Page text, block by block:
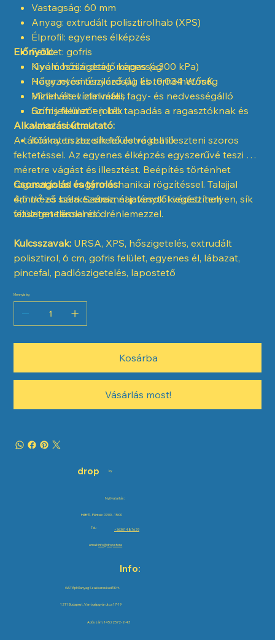
Vastagság: 60 mm
Anyag: extrudált polisztirolhab (XPS)
Élprofil: egyenes élképzés
Felület: gofris
Nyomószilárdság: magas (≥300 kPa)
Hővezetési tényező (λ): kb. 0,034 W/mK
Vízfelvétel: minimális
Szín: jellemzően kék
Előnyök:
Kiváló hőszigetelő képesség
Nagy nyomószilárdság és terhelhetőség
Minimális vízfelvétel, fagy- és nedvességálló
Gofris felület = jobb tapadás a ragasztóknak és
vakolatoknak
Könnyen kezelhető és vágható
Alkalmazási útmutató:
A táblákat tiszta, sík felületre kell illeszteni szoros
fektetéssel. Az egyenes élképzés egyszerűvé teszi a
méretre vágást és illesztést. Beépítés történhet
ragasztással vagy mechanikai rögzítéssel. Talajjal
érintkező szerkezeteknél javasolt kiegészíteni
vízszigeteléssel és drénlemezzel.
Csomagolás és tárolás:
4,5 m²-es bála. Száraz, napfénytől védett helyen, sík
felületen tárolandó.
Kulcsszavak: URSA, XPS, hőszigetelés, extrudált
polisztirol, 6 cm, gofris felület, egyenes él, lábazat,
pincefal, padlószigetelés, lapostető
Mennyiség
Kosárba
Vásárlás most!
drop by
Info:
GÁT Építőanyag Szakkereskedő Kft.
1211 Budapest, Varrógépgyár utca 17-19
Adószám: 14522572-2-43
Nyitvatartás:
Tel.:
email:info@drop.store
+36301487629
Hétfő - Péntek: 07:00 - 15:00